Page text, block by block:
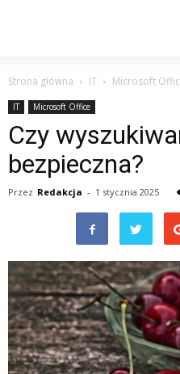
Strona główna IT Microsoft
IT Microsoft Office
Czy
bezpieczna?
Przez Redakcja - 1 stycznia 2025